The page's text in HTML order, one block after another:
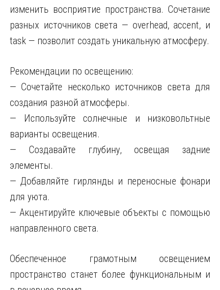
изменить восприятие пространства. Сочетание
разных источников света — overhead, accent, и
task — позволит создать уникальную атмосферу.
Рекомендации по освещению:
— Сочетайте несколько источников света для
создания разной атмосферы.
— Используйте солнечные и низковольтные
варианты освещения.
— Создавайте глубину, освещая задние
элементы.
— Добавляйте гирлянды и переносные фонари
для уюта.
— Акцентируйте ключевые объекты с помощью
направленного света.
Обеспеченное грамотным освещением
пространство станет более функциональным и